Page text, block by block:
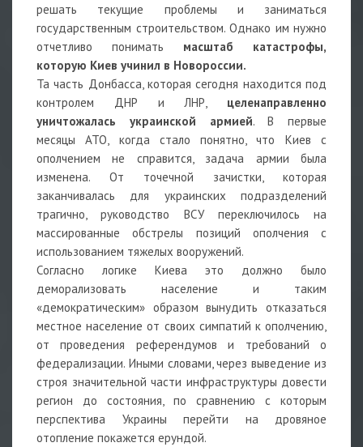
решать текущие проблемы и заниматься
государственным строительством. Однако им нужно
отчетливо понимать масштаб катастрофы,
которую Киев учинил в Новороссии.
Та часть Донбасса, которая сегодня находится под
контролем ДНР и ЛНР, целенаправленно
уничтожалась украинской армией. В первые
месяцы АТО, когда стало понятно, что Киев с
ополчением не справится, задача армии была
изменена. От точечной зачистки, которая
заканчивалась для украинских подразделений
трагично, руководство ВСУ переключилось на
массированные обстрелы позиций ополчения с
использованием тяжелых вооружений.
Согласно логике Киева это должно было
деморализовать население и таким
«демократическим» образом вынудить отказаться
местное население от своих симпатий к ополчению,
от проведения референдумов и требований о
федерализации. Иными словами, через выведение из
строя значительной части инфраструктуры довести
регион до состояния, по сравнению с которым
перспектива Украины перейти на дровяное
отопление покажется ерундой.